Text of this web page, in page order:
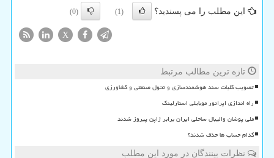
این مطلب را می پسندید؟ (1)
(0)
X
تازه ترین مطالب مرتبط
تصویب کلیات سند هوشمندسازی و تحول صنعتی و کشاورزی
راه اندازی اپراتور موبایلی استارلینک
ملی پوشان والیبال ساحلی ایران برابر ژاپن پیروز شدند
کدام حساب ها حذف شدند؟
نظرات بینندگان در مورد این مطلب